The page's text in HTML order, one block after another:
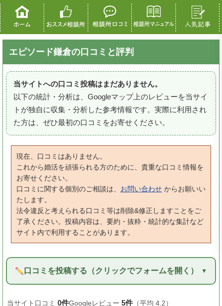
エピソード鎌倉の口コミと評判
当サイトへの口コミ投稿はまだありません。
以下の統計・分析は、Googleマップ上のレビューを当サイ
トが独自に収集・分析した参考情報です。実際に利用され
た方は、ぜひ最初の口コミをお寄せください。
現在、口コミはありません。
これから婚活を頑張られる方のために、貴重な口コミ情報を
お寄せください。
口コミに関する個別のご相談は、 お問い合わせ からお願いい
たします。
法令違反と考えられる口コミ等は削除&修正しますことをご
了承ください。投稿内容は、要約・抜粋・統計的な集計など
サイト内で利用することがあります。
口コミを投稿する（クリックでフォームを開く）
当サイト口コミ 0件Googleレビュー 5件 （平均 4.2）